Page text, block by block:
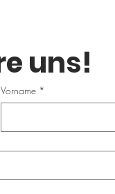
uns!
Vorname *